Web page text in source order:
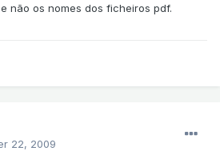
não os nomes dos ficheiros pdf.
22, 2009